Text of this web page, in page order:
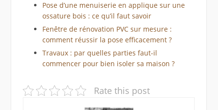
Pose d’une menuiserie en applique sur une
ossature bois : ce qu’il faut savoir
Fenêtre de rénovation PVC sur mesure :
comment réussir la pose efficacement ?
Travaux : par quelles parties faut-il
commencer pour bien isoler sa maison ?
Rate this post